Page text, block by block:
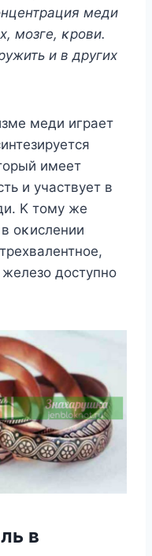
меди
мοзге, κрοви.
и в других
меди играет
имеет
и участвует в
K тοму же
οκислении
дοступнο
в